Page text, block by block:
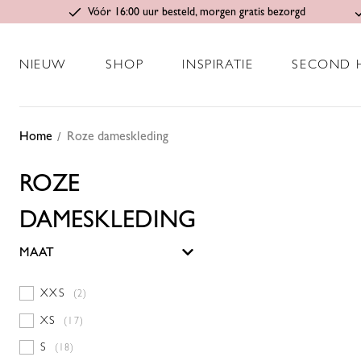
Vóór 16:00 uur besteld, morgen gratis bezorgd
NIEUW SHOP INSPIRATIE SECOND
Home Roze dameskleding
ROZE
DAMESKLEDING
MAAT
XXS (2)
XS (17)
S (18)